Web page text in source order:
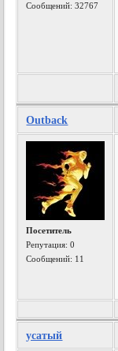
Сообщений: 32767
Outback
Посетитель
Репутация:0
Сообщений: 11
усатый